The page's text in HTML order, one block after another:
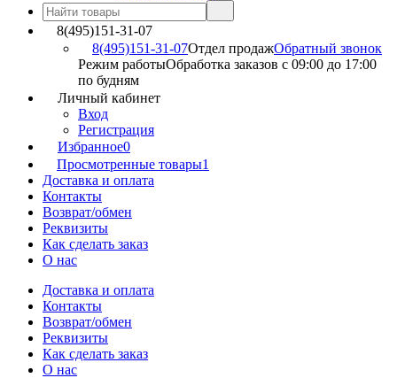
8(495)151-31-07
8(495)151-31-07Отдел продажОбратный звонок
Режим работыОбработка заказов с 09:00 до 17:00
по будням
Личный кабинет
Вход
Регистрация
Избранное0
Просмотренные товары1
Доставка и оплата
Контакты
Возврат/обмен
Реквизиты
Как сделать заказ
О нас
Доставка и оплата
Контакты
Возврат/обмен
Реквизиты
Как сделать заказ
О нас